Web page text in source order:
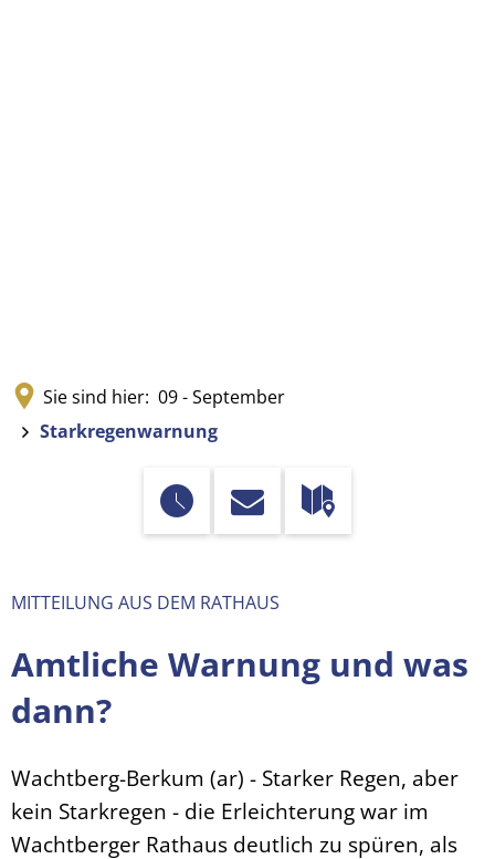
Sie sind hier: 09 - September
Starkregenwarnung
MITTEILUNG AUS DEM RATHAUS
Amtliche Warnung und was
dann?
Wachtberg-Berkum (ar) - Starker Regen, aber
kein Starkregen - die Erleichterung war im
Wachtberger Rathaus deutlich zu spüren, als